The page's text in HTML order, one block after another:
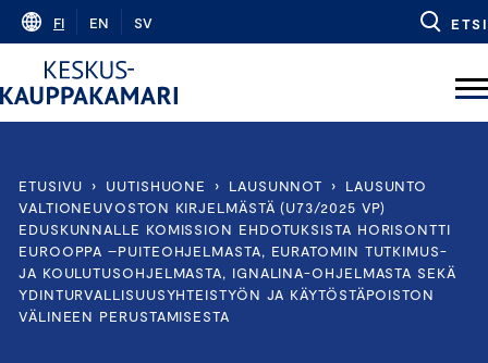
Skip
content
FI EN SV ETSI
ETUSIVU › UUTISHUONE › LAUSUNNOT ›
LAUSUNTO
VALTIONEUVOSTON KIRJELMÄSTÄ (U73/2025 VP)
EDUSKUNNALLE KOMISSION EHDOTUKSISTA HORISONTTI
EUROOPPA –PUITEOHJELMASTA, EURATOMIN TUTKIMUS-
JA KOULUTUSOHJELMASTA, IGNALINA-OHJELMASTA SEKÄ
YDINTURVALLISUUSYHTEISTYÖN JA KÄYTÖSTÄPOISTON
VÄLINEEN PERUSTAMISESTA